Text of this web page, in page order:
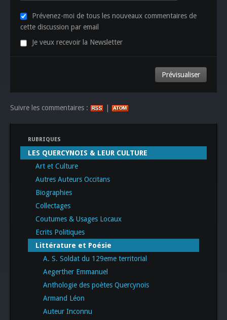
Prévenez-moi de tous les nouveaux commentaires de
cette discussion par email
Je veux recevoir la Newsletter
Suivre les commentaires : |
RUBRIQUES
LES QUERCYNOIS & LEUR CULTURE
Art et Culture
Autres Auteurs Occitans
Biographies
Collectages
Coutumes & Usages Locaux
Ecrits Politiques
Littérature et Poésie
A. S. Soldat du 129eme territorial
Aegerther Emmanuel
Anthologie des poètes Quercynois
Armand Léon
Auteur Inconnu